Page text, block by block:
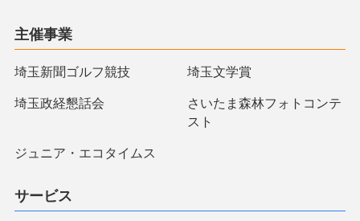
主催事業
埼玉新聞ゴルフ競技 埼玉文学賞
埼玉政経懇話会
さいたま森林フォトコンテ
スト
ジュニア・エコタイムス
サービス